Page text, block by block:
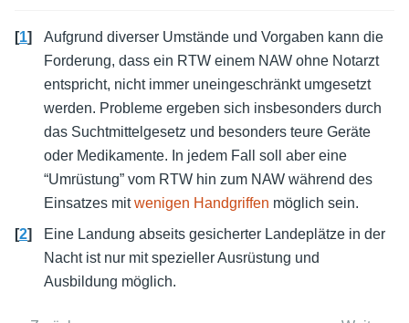
[1]
Aufgrund diverser Umstände und Vorgaben kann die
Forderung, dass ein RTW einem NAW ohne Notarzt
entspricht, nicht immer uneingeschränkt umgesetzt
werden. Probleme ergeben sich insbesonders durch
das Suchtmittelgesetz und besonders teure Geräte
oder Medikamente. In jedem Fall soll aber eine
“Umrüstung” vom RTW hin zum NAW während des
Einsatzes mitwenigen Handgriffen möglich sein.
[2]
Eine Landung abseits gesicherter Landeplätze in der
Nacht ist nur mit spezieller Ausrüstung und
Ausbildung möglich.